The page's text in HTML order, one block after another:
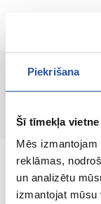
Piekrišana
Šī tīmekļa
Mēs
reklāmas,
un analizētu
izmantojat